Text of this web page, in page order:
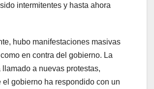
intermitentes y hasta ahora
hubo manifestaciones masivas
en contra del gobierno. La
a nuevas protestas,
el gobierno ha respondido con un